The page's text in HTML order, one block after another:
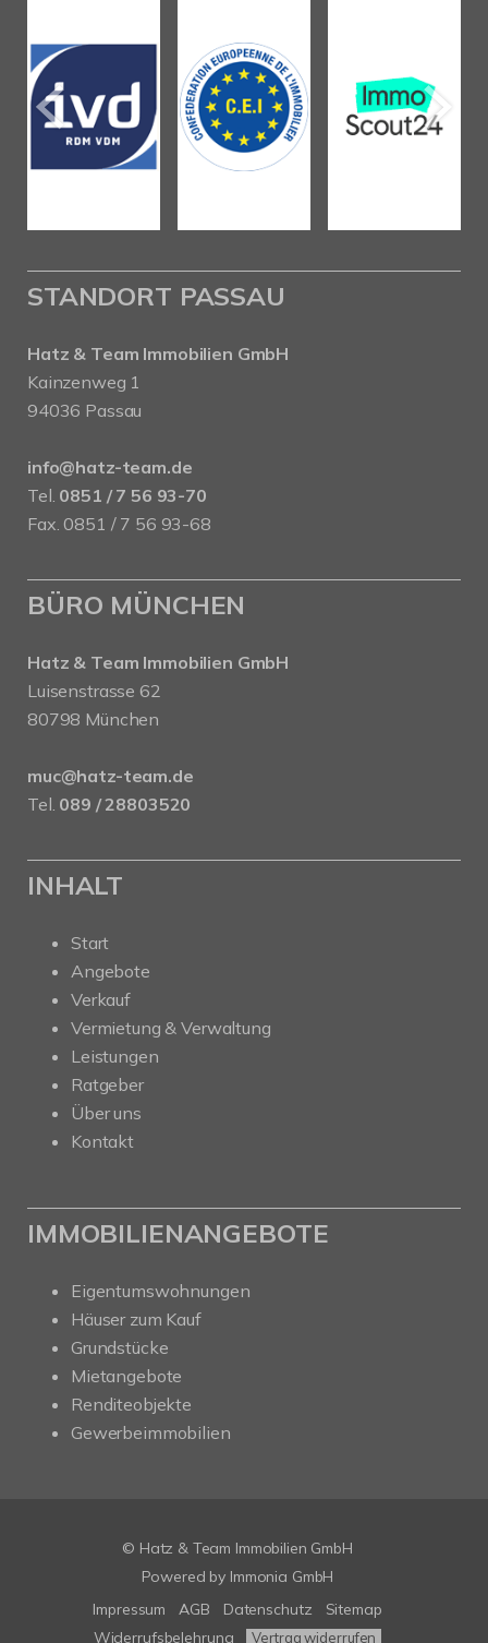
STANDORT PASSAU
Hatz & Team Immobilien GmbH
Kainzenweg 1
94036 Passau
info@hatz-team.de
Tel. 0851 / 7 56 93-70
Fax. 0851 / 7 56 93-68
BÜRO MÜNCHEN
Hatz & Team Immobilien GmbH
Luisenstrasse 62
80798 München
muc@hatz-team.de
Tel. 089 / 28803520
INHALT
Start
Angebote
Verkauf
Vermietung & Verwaltung
Leistungen
Ratgeber
Über uns
Kontakt
IMMOBILIENANGEBOTE
Eigentumswohnungen
Häuser zum Kauf
Grundstücke
Mietangebote
Renditeobjekte
Gewerbeimmobilien
© Hatz & Team Immobilien GmbH
Powered by Immonia GmbH
Impressum
AGB Datenschutz
Sitemap
Widerrufsbelehrung
Vertrag widerrufen